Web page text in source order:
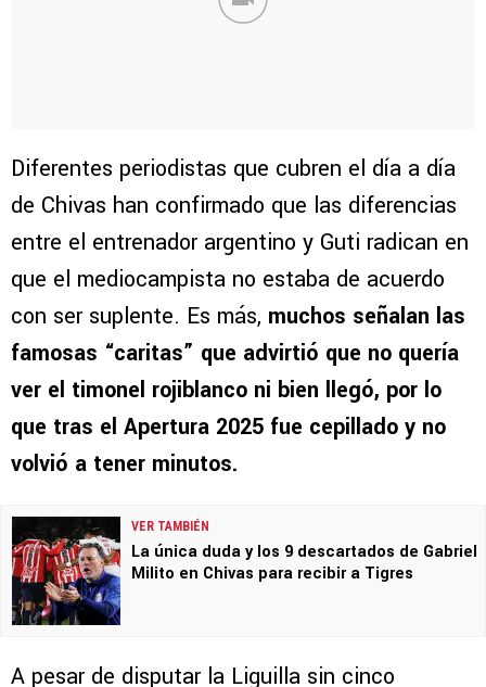
Diferentes periodistas que cubren el día a día
de Chivas han confirmado que las diferencias
entre el entrenador argentino y Guti radican en
que el mediocampista no estaba de acuerdo
con ser suplente. Es más, muchos señalan las
famosas “caritas” que advirtió que no quería
ver el timonel rojiblanco ni bien llegó, por lo
que tras el Apertura 2025 fue cepillado y no
volvió a tener minutos.
VER TAMBIÉN
La única duda y los 9 descartados de Gabriel
Milito en Chivas para recibir a Tigres
A pesar de disputar la Liguilla sin cinco